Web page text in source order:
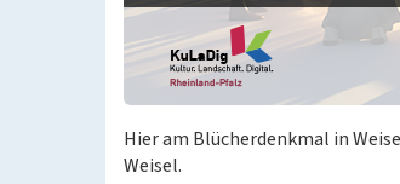
Hier am Blücherdenkmal in
Weisel.